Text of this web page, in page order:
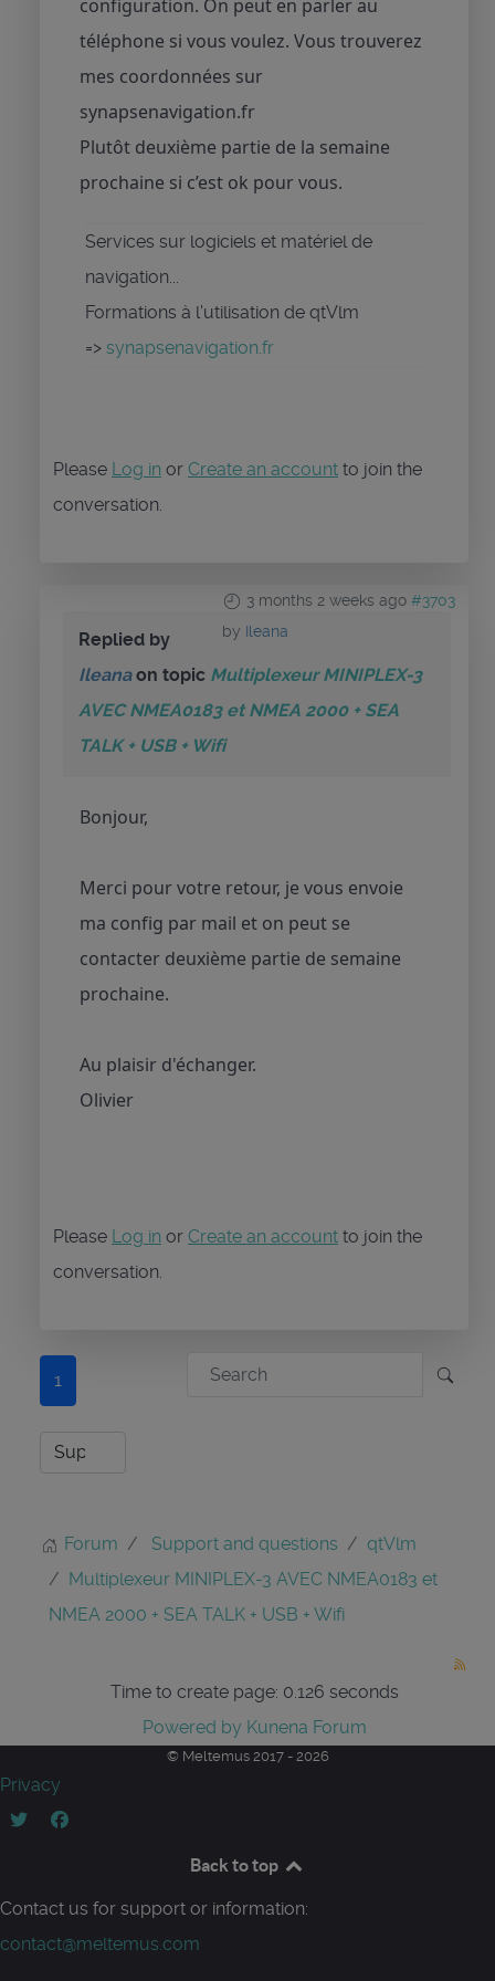
configuration. On peut en parler au
téléphone si vous voulez. Vous trouverez
mes coordonnées sur
synapsenavigation.fr
Plutôt deuxième partie de la semaine
prochaine si c’est ok pour vous.
Services sur logiciels et matériel de
navigation...
Formations à l'utilisation de qtVlm
=> synapsenavigation.fr
Please Log in or Create an account to join the
conversation.
3 months 2 weeks ago #3703
by Ileana
Replied by
Ileanaon topic Multiplexeur MINIPLEX-3
AVEC NMEA0183 et NMEA 2000 + SEA
TALK + USB + Wifi
Bonjour,
Merci pour votre retour, je vous envoie
ma config par mail et on peut se
contacter deuxième partie de semaine
prochaine.
Au plaisir d'échanger.
Olivier
Please Log in or Create an account to join the
conversation.
1
Forum Support and questions
qtVlm
Multiplexeur MINIPLEX-3 AVEC NMEA0183 et
NMEA 2000 + SEA TALK + USB + Wifi
Time to create page: 0.126 seconds
Powered by Kunena Forum
© Meltemus 2017 - 2026
Privacy
Back to top
Contact us for support or information:
contact@meltemus.com